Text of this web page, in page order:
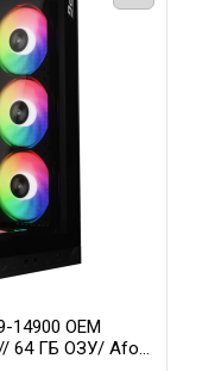
14900 OEM
64 ГБ ОЗУ/ Afox